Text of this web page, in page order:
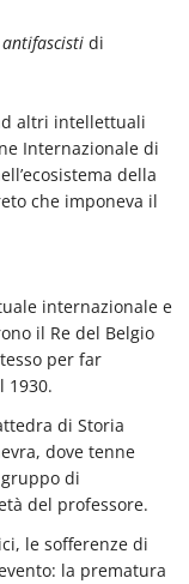
di
altri intellettuali
Internazionale di
della
che imponeva il
internazionale e
il Re del Belgio
per far
1930.
di Storia
dove tenne
di
del professore.
le sofferenze di
la prematura